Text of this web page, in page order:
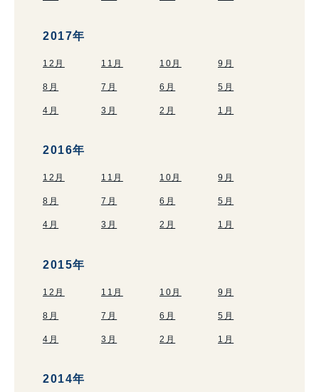
2017年
12月 11月 10月 9月
8月 7月 6月 5月
4月 3月 2月 1月
2016年
12月 11月 10月 9月
8月 7月 6月 5月
4月 3月 2月 1月
2015年
12月 11月 10月 9月
8月 7月 6月 5月
4月 3月 2月 1月
2014年